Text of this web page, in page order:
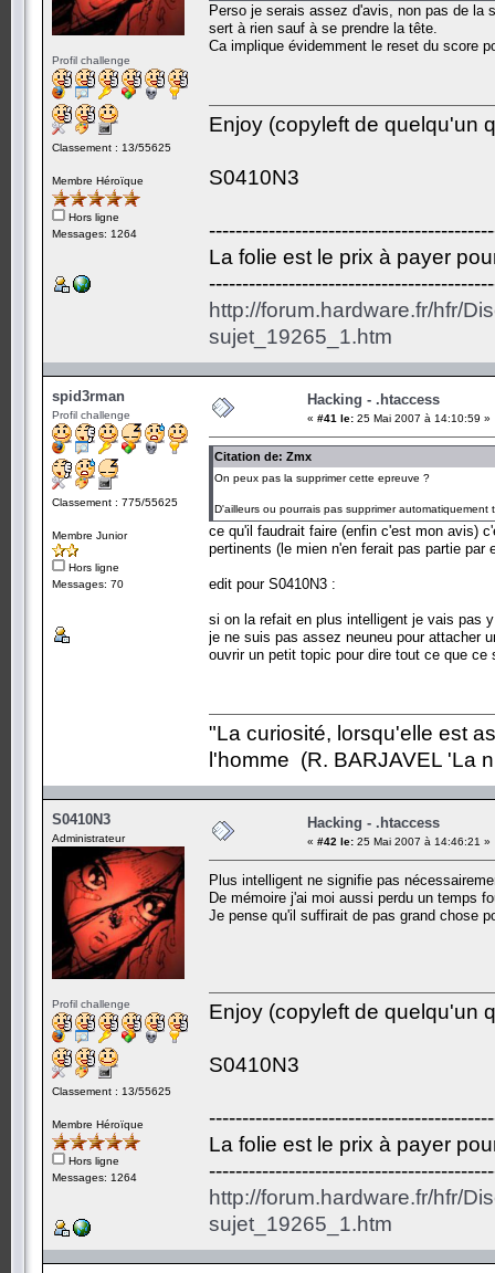
Profil challenge
Classement : 13/55625
Membre Héroïque
Hors ligne
Messages: 1264
Perso je serais assez d'avis, non pas de la
sert à rien sauf à se prendre la tête.
Ca implique évidemment le reset du score
Enjoy (copyleft de quelqu'un
S0410N3
La folie est le prix à payer
http://forum.hardware.fr/hfr/
sujet_19265_1.htm
spid3rman
Profil challenge
Classement : 775/55625
Membre Junior
Hors ligne
Messages: 70
Hacking - .htaccess
« #41 le: 25 Mai 2007 à 14:10:59 »
Citation de: Zmx
On peux pas la supprimer cette epreuve ?
D'ailleurs ou pourrais pas supprimer
ce qu'il faudrait faire (enfin c'est mon avis)
pertinents (le mien n'en ferait pas partie par
edit pour S0410N3 :
si on la refait en plus intelligent je vais pas
je ne suis pas assez neuneu pour attacher
ouvrir un petit topic pour dire tout ce que
"La curiosité, lorsqu'elle est
l'homme (R. BARJAVEL 'La
S0410N3
Administrateur
Profil challenge
Classement : 13/55625
Membre Héroïque
Hors ligne
Messages: 1264
Hacking - .htaccess
« #42 le: 25 Mai 2007 à 14:46:21 »
Plus intelligent ne signifie pas
De mémoire j'ai moi aussi perdu un temps
Je pense qu'il suffirait de pas grand chose
Enjoy (copyleft de quelqu'un
S0410N3
La folie est le prix à payer
http://forum.hardware.fr/hfr/
sujet_19265_1.htm